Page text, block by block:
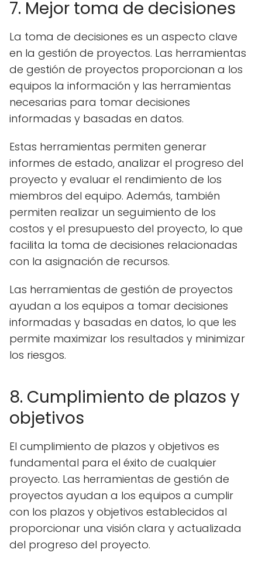
7. Mejor toma de decisiones
La toma de decisiones es un aspecto clave
en la gestión de proyectos. Las herramientas
de gestión de proyectos proporcionan a los
equipos la información y las herramientas
necesarias para tomar decisiones
informadas y basadas en datos.
Estas herramientas permiten generar
informes de estado, analizar el progreso del
proyecto y evaluar el rendimiento de los
miembros del equipo. Además, también
permiten realizar un seguimiento de los
costos y el presupuesto del proyecto, lo que
facilita la toma de decisiones relacionadas
con la asignación de recursos.
Las herramientas de gestión de proyectos
ayudan a los equipos a tomar decisiones
informadas y basadas en datos, lo que les
permite maximizar los resultados y minimizar
los riesgos.
8. Cumplimiento de plazos y
objetivos
El cumplimiento de plazos y objetivos es
fundamental para el éxito de cualquier
proyecto. Las herramientas de gestión de
proyectos ayudan a los equipos a cumplir
con los plazos y objetivos establecidos al
proporcionar una visión clara y actualizada
del progreso del proyecto.